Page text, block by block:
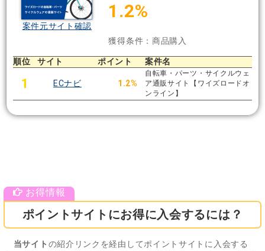
案件元サイト確認
1.2%
獲得条件：商品購入
順位 サイト ポイント 案件名
1 ECナビ 1.2%
自転車・パーツ・サイクルウェ
ア通販サイト【ワイズロードオ
ンライン】
ポイントサイトにお得に入会するには？
当サイト の紹介リンクを経由してポイントサイトに入会する